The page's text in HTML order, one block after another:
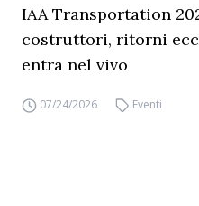
IAA Transportation
costruttori, ritorni
entra nel vivo
07/24/2026 Eventi